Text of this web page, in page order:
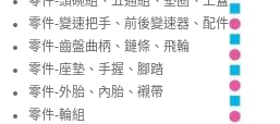
零件-變速把手、前後變速器、配件
零件-齒盤曲柄、鏈條、飛輪
零件-座墊、手握、腳踏
零件-外胎、內胎、襯帶
零件-輪組